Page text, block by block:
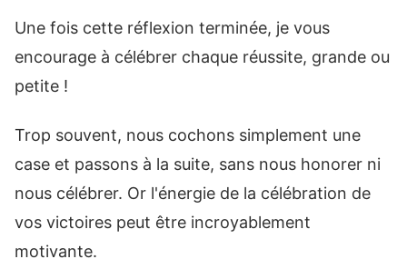
Une fois cette réflexion terminée, je vous
encourage à célébrer chaque réussite, grande ou
petite !
Trop souvent, nous cochons simplement une
case et passons à la suite, sans nous honorer ni
nous célébrer. Or l'énergie de la célébration de
vos victoires peut être incroyablement
motivante.